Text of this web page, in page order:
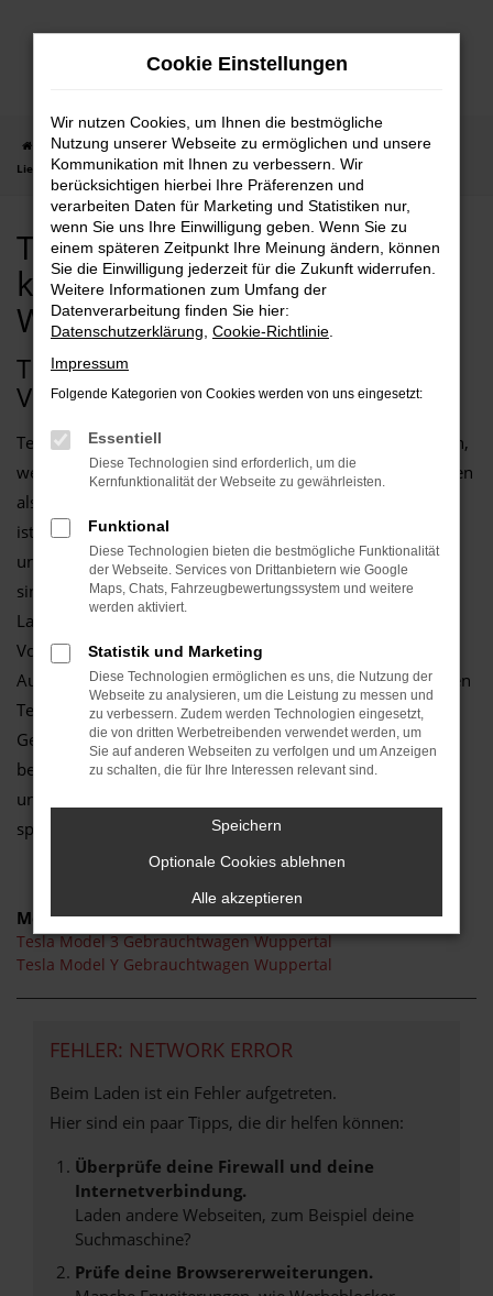
Zum
Startseite Wuppertal Tesla
Tesla Gebrauchtwagen kaufen |
Lieferservice nach Wuppertal
Tesla Gebrauchtwagen
kaufen | Lieferservice nach
Wuppertal
TESLA GEBRAUCHTWAGEN – IHR
VERTRAUENSKAUF FÜR WUPPERTAL
Tesla Gebrauchtwagen liegen im Trend. Warum neu kaufen,
wenn sich die Fahrzeuge dieses Herstellers seit vielen Jahren
als bewährt und langlebig erwiesen haben? Für Wuppertal
ist ein Tesla Gebrauchtwagen ganz sicher eine gute Wahl
und bringt Sie sicher von A nach B. Die einzelnen Modelle
sind sowohl im Stadtverkehr einsetzbar als auch auf
Landstraße und Autobahn perfekt nutzbar. Ein enormer
Vorteil besteht im günstigen Preis, den wir Ihnen im
Autozentrum Schmitz garantieren. Wann immer Sie in einen
Tesla Gebrauchtwagen von uns steigen, sparen Sie bares
Geld und brauchen dabei keinerlei qualitative Abstriche zu
befürchten. Wir arbeiten seit vielen Jahren für Kundinnen
und Kunden aus Wuppertal und halten eine Fülle an
spannenden Angeboten auf Lager.
Modelle
Tesla Model 3 Gebrauchtwagen Wuppertal
Tesla Model Y Gebrauchtwagen Wuppertal
FEHLER: NETWORK ERROR
Beim Laden ist ein Fehler aufgetreten.
Hier sind ein paar Tipps, die dir helfen können:
Überprüfe deine Firewall und deine
Internetverbindung.
Laden andere Webseiten, zum Beispiel deine
Suchmaschine?
Prüfe deine Browsererweiterungen.
Cookie Einstellungen
Wir nutzen Cookies, um Ihnen die bestmögliche
Nutzung unserer Webseite zu ermöglichen und unsere
Kommunikation mit Ihnen zu verbessern. Wir
berücksichtigen hierbei Ihre Präferenzen und
verarbeiten Daten für Marketing und Statistiken nur,
wenn Sie uns Ihre Einwilligung geben. Wenn Sie zu
einem späteren Zeitpunkt Ihre Meinung ändern, können
Sie die Einwilligung jederzeit für die Zukunft widerrufen.
Weitere Informationen zum Umfang der
Datenverarbeitung finden Sie hier:
Datenschutzerklärung Cookie-Richtlinie
Impressum
Folgende Kategorien von Cookies werden von uns eingesetzt:
Essentiell
Diese Technologien sind erforderlich, um die
Kernfunktionalität der Webseite zu gewährleisten.
Funktional
Diese Technologien bieten die bestmögliche Funktionalität
der Webseite. Services von Drittanbietern wie Google
Maps, Chats, Fahrzeugbewertungssystem und weitere
werden aktiviert.
Statistik und Marketing
Diese Technologien ermöglichen es uns, die Nutzung der
Webseite zu analysieren, um die Leistung zu messen und
zu verbessern. Zudem werden Technologien eingesetzt,
die von dritten Werbetreibenden verwendet werden, um
Sie auf anderen Webseiten zu verfolgen und um Anzeigen
zu schalten, die für Ihre Interessen relevant sind.
Speichern
Optionale Cookies ablehnen
Alle akzeptieren